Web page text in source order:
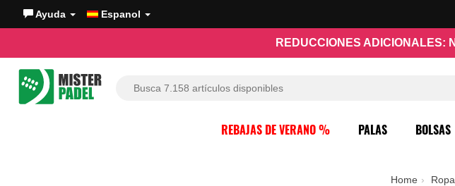
Ayuda Espanol
REDUCCIONES ADICIONALES:
REBAJAS DE VERANO % PALAS BOLSAS
Home Ropa